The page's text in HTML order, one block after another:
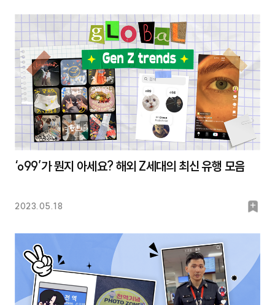
크
‘o99’가 뭔지 아세요? 해외 Z세대의 최신 유행 모음
2023.05.18
북